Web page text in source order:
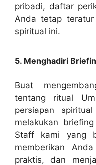
pribadi, daftar
Anda tetap
spiritual ini.
5. Menghadiri
Buat
tentang ritual
persiapan
melakukan
Staff kami yang
memberikan
praktis, dan